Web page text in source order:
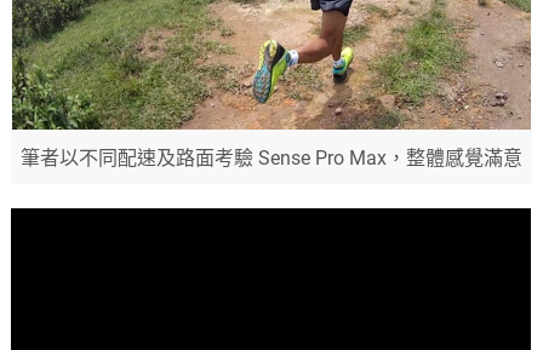
筆者以不同配速及路面考驗 Sense Pro Max，整體感覺滿意